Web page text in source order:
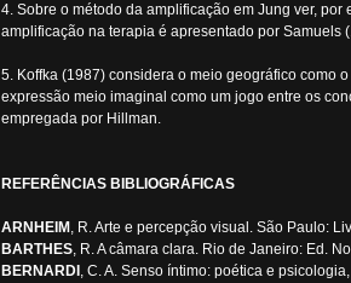
4. Sobre o método da amplificação em Jung ver,
amplificação na terapia é apresentado por
5. Koffka (1987) considera o meio geográfico como
expressão meio imaginal como um jogo entre os
empregada por Hillman.
REFERÊNCIAS BIBLIOGRÁFICAS
ARNHEIM , R. Arte e percepção visual. São Paulo:
BARTHES, R. A câmara clara. Rio de Janeiro: Ed.
BERNARDI , C. A. Senso íntimo: poética e